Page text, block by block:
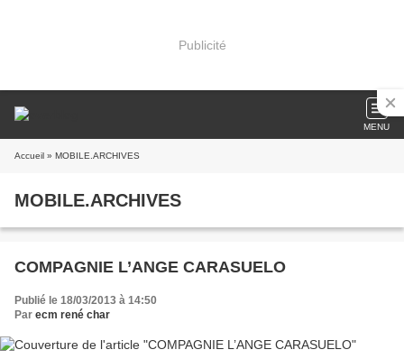
Publicité
MENU
Accueil » MOBILE.ARCHIVES
MOBILE.ARCHIVES
COMPAGNIE L’ANGE CARASUELO
Publié le 18/03/2013 à 14:50
Par ecm rené char